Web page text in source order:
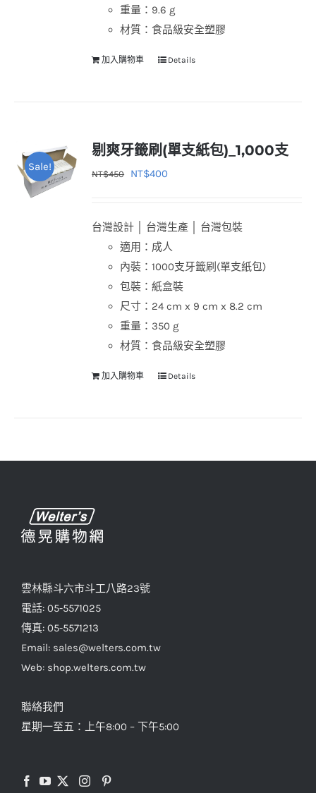
重量：9.6 g
材質：食品級安全塑膠
加入購物車 Details
Sale!
剔爽牙籤刷(單支紙包)_1,000支
NT$450
原
格：
NT$450。
NT$400
格：
NT$400。
台灣設計 │ 台灣生產 │ 台灣包裝
適用：成人
內裝：1000支牙籤刷(單支紙包)
包裝：紙盒裝
尺寸：24 cm x 9 cm x 8.2 cm
重量：350 g
材質：食品級安全塑膠
加入購物車 Details
雲林縣斗六市斗工八路23號
電話: 05-5571025
傳真: 05-5571213
Email: sales@welters.com.tw
Web: shop.welters.com.tw
聯絡我們
星期一至五：上午8:00 – 下午5:00